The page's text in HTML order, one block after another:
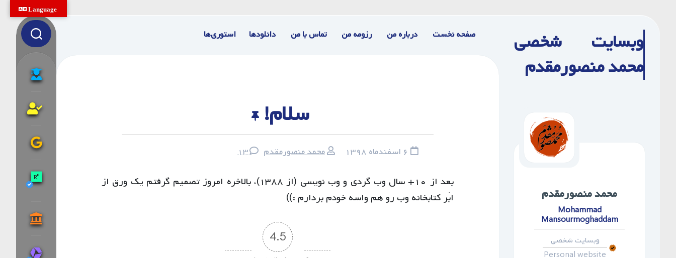
وبسایت شخصی
محمد منصورمقدم
محمد ‌منصورمقدم
Mohammad
Mansourmoghaddam
وبسایت شخصی
Personal website
صفحه نخست درباره من رزومه من تماس با من دانلودها استوری‌ها
سلام!
۶ اسفند‌ماه ۱۳۹۸ محمد منصورمقدم ۱۳
بعد از ۱۰+ سال وب گردی و وب نویسی (از ۱۳۸۸)، بالاخره امروز تصمیم گرفتم یک ورق از
ابَر کتابخانه وب رو هم واسه خودم بردارم :))
4.5
Language